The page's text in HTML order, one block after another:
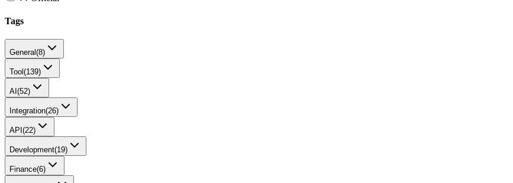
Tags
General(8)
Tool (139)
AI (52)
Integration(26)
API (22)
Development(19)
Finance(6)